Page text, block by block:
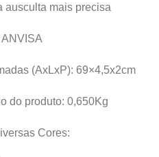
ausculta mais precisa
(AxLxP): 69×4,5x2cm
do produto: 0,650Kg
Cores: